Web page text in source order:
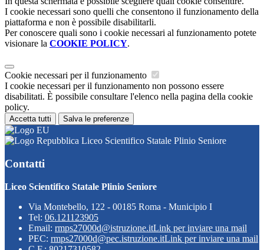
I cookie necessari sono quelli che consentono il funzionamento della
piattaforma e non è possibile disabilitarli.
Per conoscere quali sono i cookie necessari al funzionamento potete
visionare la COOKIE POLICY.
Cookie necessari per il funzionamento
I cookie necessari per il funzionamento non possono essere
disabilitati. È possibile consultare l'elenco nella pagina della cookie
policy.
Accetta tutti Salva le preferenze
Liceo Scientifico Statale Plinio Seniore
Contatti
Liceo Scientifico Statale Plinio Seniore
Via Montebello, 122 - 00185 Roma - Municipio I
Tel: 06.121123905
Email: rmps27000d@istruzione.itLink per inviare una mail
PEC: rmps27000d@pec.istruzione.itLink per inviare una mail